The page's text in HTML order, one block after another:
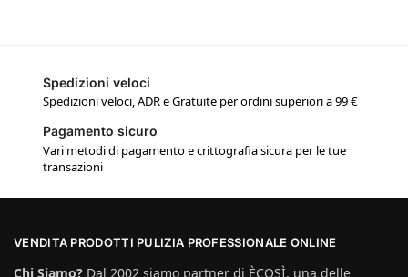
Spedizioni veloci
Spedizioni veloci, ADR e Gratuite per ordini superiori a 99 €
Pagamento sicuro
Vari metodi di pagamento e crittografia sicura per le tue
transazioni
VENDITA PRODOTTI PULIZIA PROFESSIONALE ONLINE
Chi Siamo? Dal 2002 siamo partner di ÈCOSÌ, una delle